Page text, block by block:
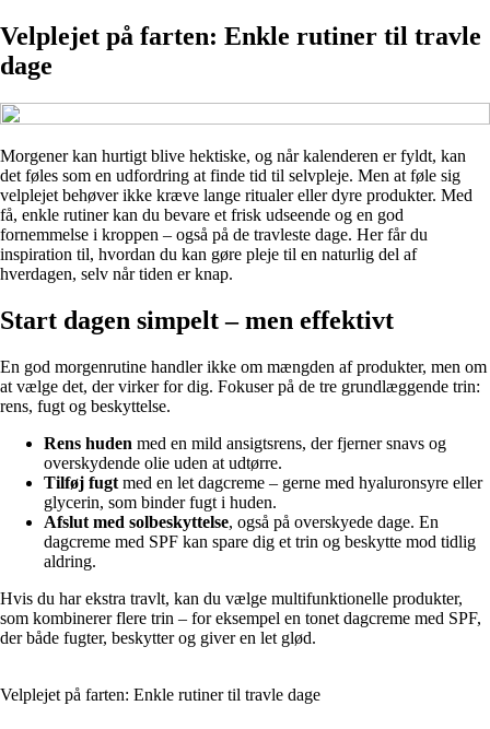
Velplejet på farten: Enkle rutiner til travle
dage
Morgener kan hurtigt blive hektiske, og når kalenderen er fyldt, kan
det føles som en udfordring at finde tid til selvpleje. Men at føle sig
velplejet behøver ikke kræve lange ritualer eller dyre produkter. Med
få, enkle rutiner kan du bevare et frisk udseende og en god
fornemmelse i kroppen – også på de travleste dage. Her får du
inspiration til, hvordan du kan gøre pleje til en naturlig del af
hverdagen, selv når tiden er knap.
Start dagen simpelt – men effektivt
En god morgenrutine handler ikke om mængden af produkter, men om
at vælge det, der virker for dig. Fokuser på de tre grundlæggende trin:
rens, fugt og beskyttelse.
Rens huden med en mild ansigtsrens, der fjerner snavs og
overskydende olie uden at udtørre.
Tilføj fugt med en let dagcreme – gerne med hyaluronsyre eller
glycerin, som binder fugt i huden.
Afslut med solbeskyttelse, også på overskyede dage. En
dagcreme med SPF kan spare dig et trin og beskytte mod tidlig
aldring.
Hvis du har ekstra travlt, kan du vælge multifunktionelle produkter,
som kombinerer flere trin – for eksempel en tonet dagcreme med SPF,
der både fugter, beskytter og giver en let glød.
Velplejet på farten: Enkle rutiner til travle dage